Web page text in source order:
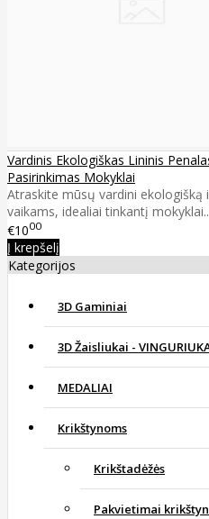
Vardinis Ekologiškas Lininis
Pasirinkimas Mokyklai
Atraskite mūsų vardini ekologišką
vaikams, idealiai tinkantį mokyklai..
€1000
Į krepšelį
Kategorijos
3D Gaminiai
3D Žaisliukai -
MEDALIAI
Krikštynoms
Krikštadėžės
Pakvietimai